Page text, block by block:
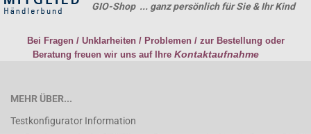
GIO-Shop ... ganz persönlich für Sie & Ihr Kind
Bei Fragen / Unklarheiten / Problemen / zur Bestellung oder
Beratung freuen wir uns auf Ihre Kontaktaufnahme
MEHR ÜBER...
Testkonfigurator Information